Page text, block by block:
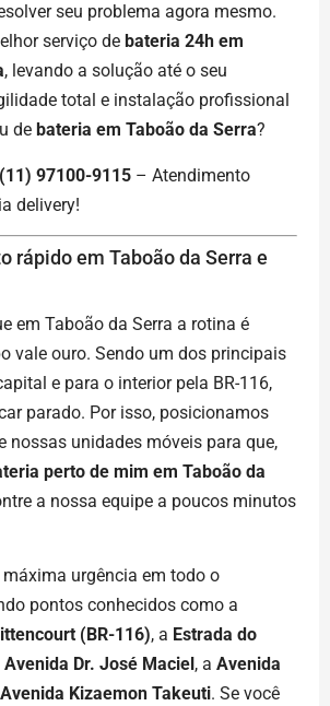
seu problema agora mesmo.
serviço de bateria 24h em
, levando a solução até o seu
total e instalação profissional
de bateria em Taboão da Serra?
97100-9115 – Atendimento
delivery!
rápido em Taboão da Serra e
em Taboão da Serra a rotina é
vale ouro. Sendo um dos principais
e para o interior pela BR-116,
parado. Por isso, posicionamos
nossas unidades móveis para que,
perto de mim em Taboão da
a nossa equipe a poucos minutos
urgência em todo o
pontos conhecidos como a
(BR-116), a Estrada do
Avenida Dr. José Maciel , a Avenida
Avenida Kizaemon Takeuti. Se você